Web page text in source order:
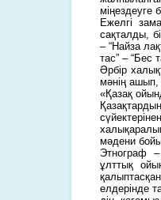
міңездеуге
Ежелгі
сақталды,
– “Найза
тас” – “Бес
Әрбір
мәнің ашып,
«Қазақ
мәдени
Этнограф
ұлттық
елдерінде